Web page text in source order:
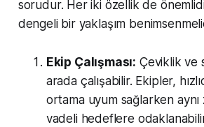
sorudur. Her iki özellik de
dengeli bir yaklaşım
Ekip Çalışması: Çeviklik ve
arada çalışabilir. Ekipler,
ortama uyum sağlarken
vadeli hedeflere